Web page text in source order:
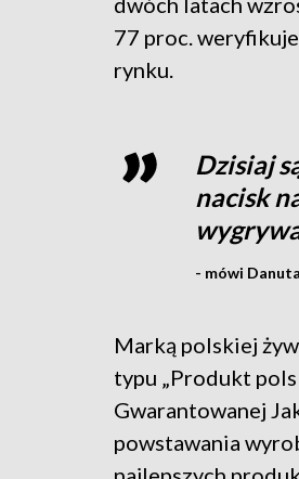
77 proc.
rynku.
Dzisiaj
nacisk
- mówi
Marką polskiej
typu „Produkt
Gwarantowanej
powstawania